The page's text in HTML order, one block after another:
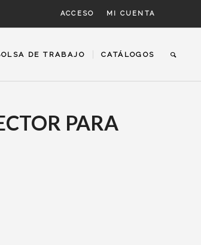
ACCESO MI CUENTA
DE TRABAJO CATÁLOGOS
PARA